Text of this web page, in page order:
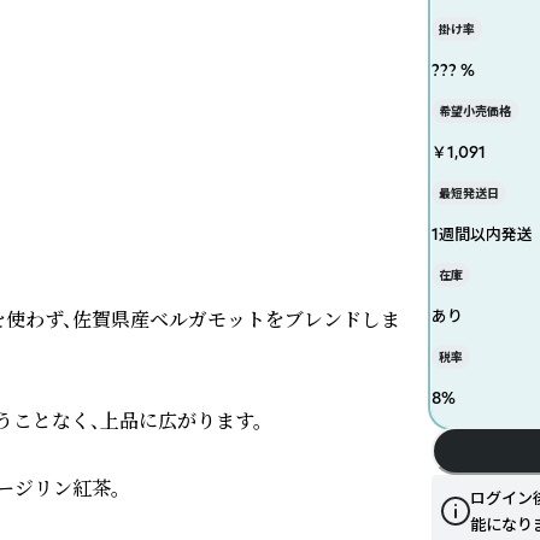
わず、佐賀県産ベルガモットをブレンドしま
となく、上品に広がります。
リン紅茶。
掛け率
??? %
希望小売価格
￥1,091
最短発送日
1週間以内発送
在庫
あり
税率
8%
ログイン
能になり